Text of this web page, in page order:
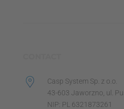
Casp System Sp. z o.o.
43-603 Jaworzno, ul.
NIP: PL 6321873261